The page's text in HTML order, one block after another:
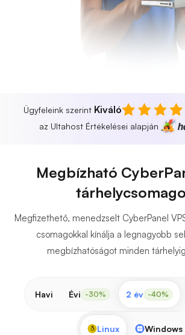
Ügyfeleink szerint Kiváló
az Ultahost Értékelései alapján
Megbízható
Megfizethető, menedzselt CyberPanel
csomagokkal kínálja a legnagyobb
megbízhatóságot minden
Havi Évi -30% 2 év -40%
Linux Windows